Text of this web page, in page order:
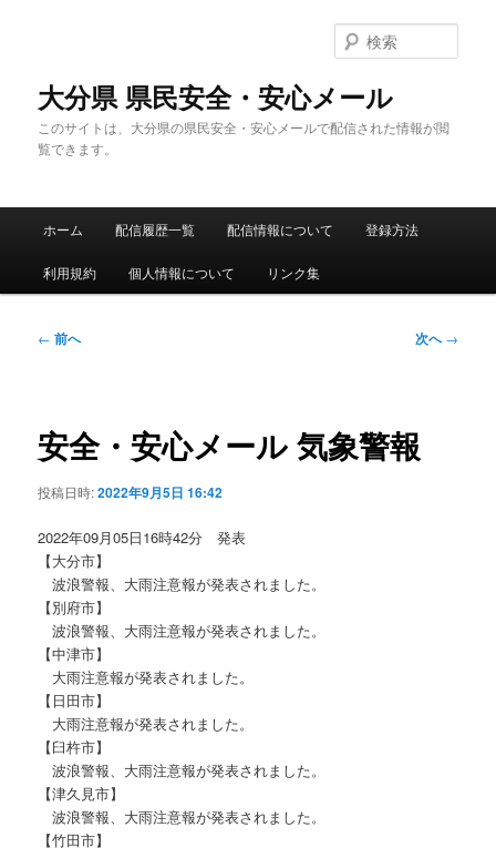
大分県 県民安全・安心メール
このサイトは、大分県の県民安全・安心メールで配信された情報が閲
覧できます。
索
メ
ホーム 配信履歴一覧 配信情報について 登録方法
利用規約 個人情報について リンク集
投
ゲ
ー
ョ
← 前へ 次へ→
安全・安心メール 気象警報
投稿日時:2022年9月5日 16:42
2022年09月05日16時42分 発表
【大分市】
波浪警報、大雨注意報が発表されました。
【別府市】
波浪警報、大雨注意報が発表されました。
【中津市】
大雨注意報が発表されました。
【日田市】
大雨注意報が発表されました。
【臼杵市】
波浪警報、大雨注意報が発表されました。
【津久見市】
波浪警報、大雨注意報が発表されました。
【竹田市】